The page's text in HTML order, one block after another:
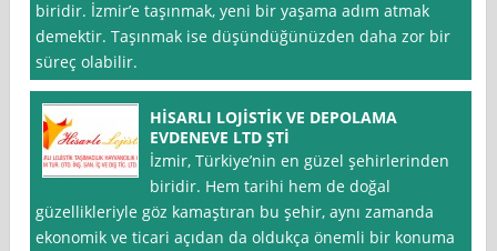
biridir. İzmir’e taşınmak, yeni bir yaşama adım atmak
demektir. Taşınmak ise düşündüğünüzden daha zor bir
süreç olabilir.
HİSARLI LOJİSTİK VE DEPOLAMA
EVDENEVE LTD ŞTİ
İzmir, Türkiye’nin en güzel şehirlerinden
biridir. Hem tarihi hem de doğal
güzellikleriyle göz kamaştıran bu şehir, aynı zamanda
ekonomik ve ticari açıdan da oldukça önemli bir konuma